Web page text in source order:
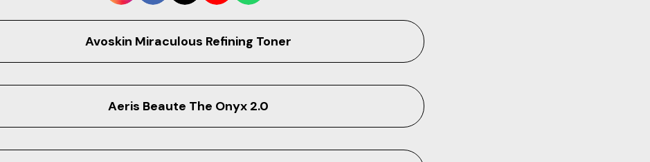
Avoskin Miraculous Refining Toner
Aeris Beaute The Onyx 2.0